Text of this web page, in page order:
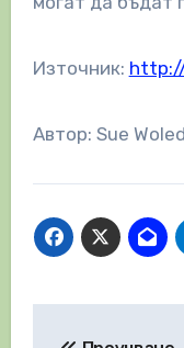
Източник:
Автор: Sue